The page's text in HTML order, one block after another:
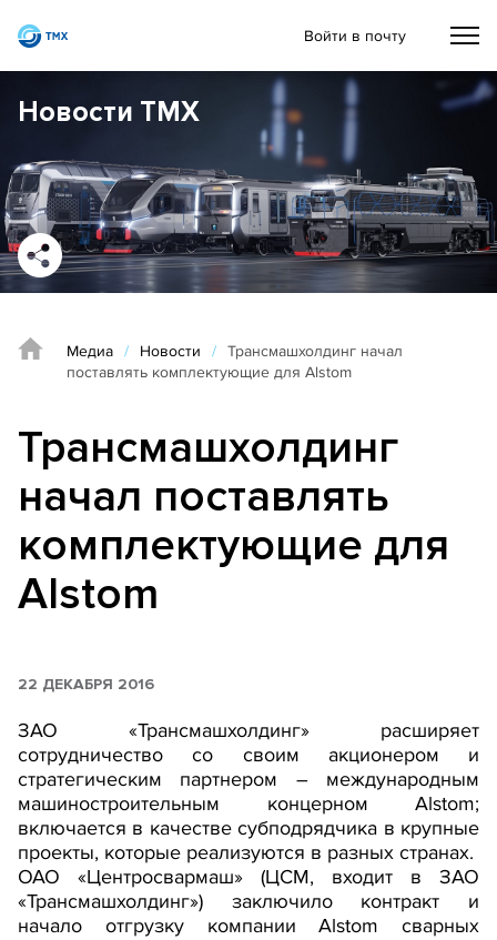
Войти в почту
Новости ТМХ
Медиа / Новости / Трансмашхолдинг начал
поставлять комплектующие для Alstom
Трансмашхолдинг
начал поставлять
комплектующие для
Alstom
22 ДЕКАБРЯ 2016
ЗАО «Трансмашхолдинг» расширяет
сотрудничество со своим акционером и
стратегическим партнером – международным
машиностроительным концерном Alstom;
включается в качестве субподрядчика в крупные
проекты, которые реализуются в разных странах.
ОАО «Центросвармаш» (ЦСМ, входит в ЗАО
«Трансмашхолдинг») заключило контракт и
начало отгрузку компании Alstom сварных